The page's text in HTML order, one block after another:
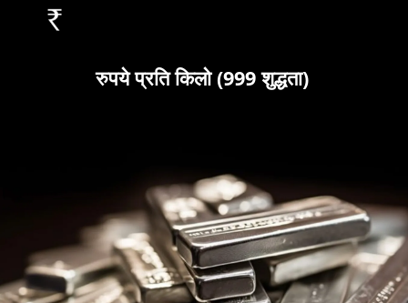
रुपये प्रति किलो (999 शुद्धता)